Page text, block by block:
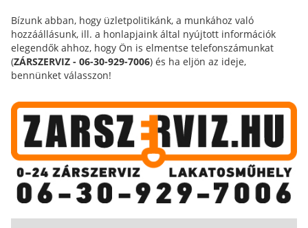
Bízunk abban, hogy üzletpolitikánk, a munkához való
hozzáállásunk, ill. a honlapjaink által nyújtott információk
elegendők ahhoz, hogy Ön is elmentse telefonszámunkat
(ZÁRSZERVIZ - 06-30-929-7006) és ha eljön az ideje,
bennünket válasszon!